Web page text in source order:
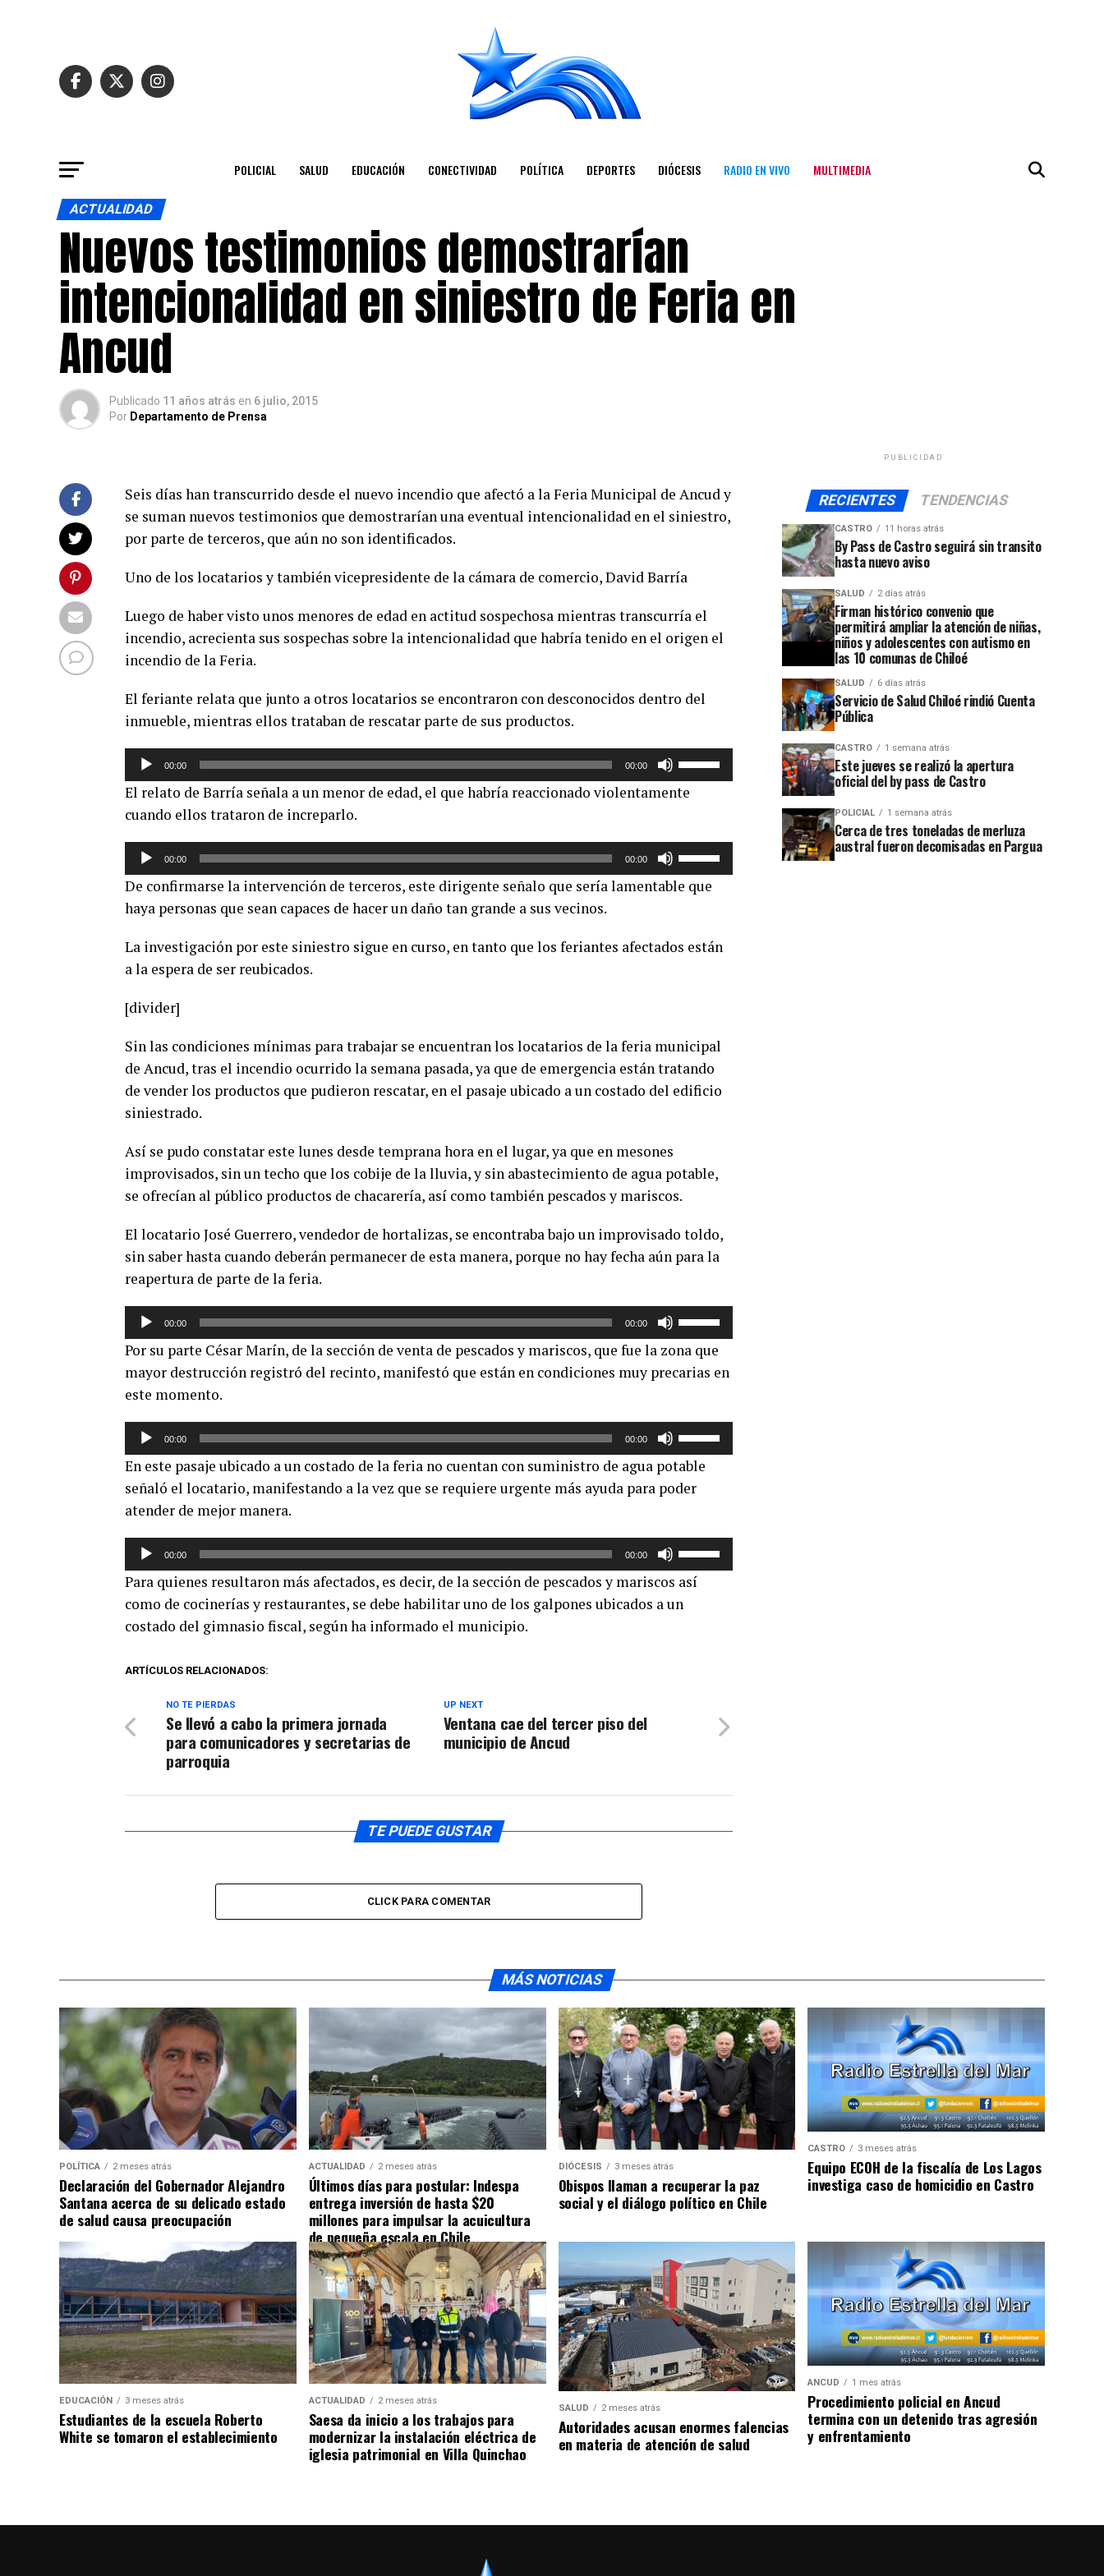
POLICIAL SALUD EDUCACIÓN CONECTIVIDAD POLÍTICA DEPORTES DIÓCESIS RADIO EN VIVO MULTIMEDIA
ACTUALIDAD
Nuevos testimonios demostrarían
intencionalidad en siniestro de Feria en
Ancud
Publicado 11 años atrás en 6 julio, 2015
Por Departamento de Prensa
Seis días han transcurrido desde el nuevo incendio que afectó a la Feria Municipal de Ancud y
se suman nuevos testimonios que demostrarían una eventual intencionalidad en el siniestro,
por parte de terceros, que aún no son identificados.
Uno de los locatarios y también vicepresidente de la cámara de comercio, David Barría
Luego de haber visto unos menores de edad en actitud sospechosa mientras transcurría el
incendio, acrecienta sus sospechas sobre la intencionalidad que habría tenido en el origen el
incendio de la Feria.
El feriante relata que junto a otros locatarios se encontraron con desconocidos dentro del
inmueble, mientras ellos trataban de rescatar parte de sus productos.
Reproductor
audio
00:00 00:00
teclas
arriba/abajo
para
aumentar
el
El relato de Barría señala a un menor de edad, el que habría reaccionado violentamente
cuando ellos trataron de increparlo.
Reproductor
audio
00:00 00:00
teclas
arriba/abajo
el
volumen.
De confirmarse la intervención de terceros, este dirigente señalo que sería lamentable que
haya personas que sean capaces de hacer un daño tan grande a sus vecinos.
La investigación por este siniestro sigue en curso, en tanto que los feriantes afectados están
a la espera de ser reubicados.
[divider]
Sin las condiciones mínimas para trabajar se encuentran los locatarios de la feria municipal
de Ancud, tras el incendio ocurrido la semana pasada, ya que de emergencia están tratando
de vender los productos que pudieron rescatar, en el pasaje ubicado a un costado del edificio
siniestrado.
Así se pudo constatar este lunes desde temprana hora en el lugar, ya que en mesones
improvisados, sin un techo que los cobije de la lluvia, y sin abastecimiento de agua potable,
se ofrecían al público productos de chacarería, así como también pescados y mariscos.
El locatario José Guerrero, vendedor de hortalizas, se encontraba bajo un improvisado toldo,
sin saber hasta cuando deberán permanecer de esta manera, porque no hay fecha aún para la
reapertura de parte de la feria.
Reproductor
audio
00:00 00:00
teclas
de
para
aumentar
o
disminuir
Por su parte César Marín, de la sección de venta de pescados y mariscos, que fue la zona que
mayor destrucción registró del recinto, manifestó que están en condiciones muy precarias en
este momento.
Reproductor
audio
00:00 00:00
teclas
de
para
aumentar
o
disminuir
En este pasaje ubicado a un costado de la feria no cuentan con suministro de agua potable
señaló el locatario, manifestando a la vez que se requiere urgente más ayuda para poder
atender de mejor manera.
Reproductor
audio
00:00 00:00
teclas
de
disminuir
Para quienes resultaron más afectados, es decir, de la sección de pescados y mariscos así
como de cocinerías y restaurantes, se debe habilitar uno de los galpones ubicados a un
costado del gimnasio fiscal, según ha informado el municipio.
ARTÍCULOS RELACIONADOS:
UP NEXT
Ventana cae del tercer piso del
municipio de Ancud
NO TE PIERDAS
Se llevó a cabo la primera jornada
para comunicadores y secretarias de
parroquia
TE PUEDE GUSTAR
CLICK PARA COMENTAR
PUBLICIDAD
RECIENTES TENDENCIAS
CASTRO 11 horas atrás
By Pass de Castro seguirá sin transito
hasta nuevo aviso
SALUD 2 días atrás
Firman histórico convenio que
permitirá ampliar la atención de niñas,
niños y adolescentes con autismo en
las 10 comunas de Chiloé
SALUD 6 días atrás
Servicio de Salud Chiloé rindió Cuenta
Pública
CASTRO 1 semana atrás
Este jueves se realizó la apertura
oficial del by pass de Castro
POLICIAL 1 semana atrás
Cerca de tres toneladas de merluza
austral fueron decomisadas en Pargua
MÁS NOTICIAS
POLÍTICA 2 meses atrás
Declaración del Gobernador Alejandro
Santana acerca de su delicado estado
de salud causa preocupación
ACTUALIDAD 2 meses atrás
Últimos días para postular: Indespa
entrega inversión de hasta $20
millones para impulsar la acuicultura
de pequeña escala en Chile
DIÓCESIS 3 meses atrás
Obispos llaman a recuperar la paz
social y el diálogo político en Chile
CASTRO 3 meses atrás
Equipo ECOH de la fiscalía de Los Lagos
investiga caso de homicidio en Castro
EDUCACIÓN 3 meses atrás
Estudiantes de la escuela Roberto
White se tomaron el establecimiento
ACTUALIDAD 2 meses atrás
Saesa da inicio a los trabajos para
modernizar la instalación eléctrica de
iglesia patrimonial en Villa Quinchao
SALUD 2 meses atrás
Autoridades acusan enormes falencias
en materia de atención de salud
ANCUD 1 mes atrás
Procedimiento policial en Ancud
termina con un detenido tras agresión
y enfrentamiento